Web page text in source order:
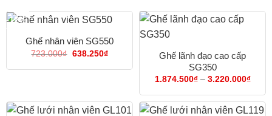
-12%
Ghế nhân viên SG550
723.000₫ Giá
là:
638.250₫Giá
tại
Ghế lãnh đạo cao cấp
SG350
1.874.500₫ – 3.220.000₫
từ
đến